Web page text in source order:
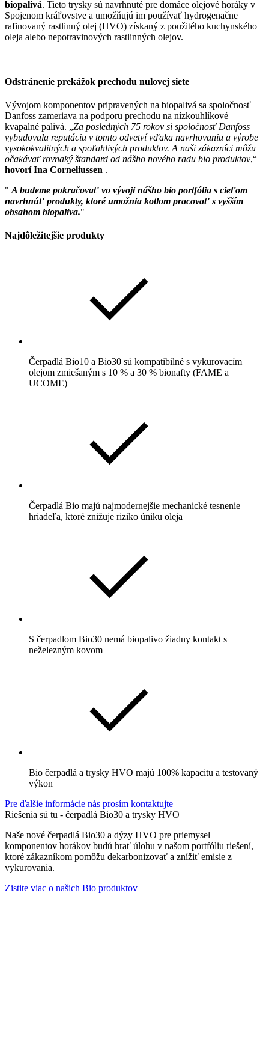
biopalivá. Tieto trysky sú navrhnuté pre domáce olejové horáky v
Spojenom kráľovstve a umožňujú im používať hydrogenačne
rafinovaný rastlinný olej (HVO) získaný z použitého kuchynského
oleja alebo nepotravinových rastlinných olejov.
Odstránenie prekážok prechodu nulovej siete
Vývojom komponentov pripravených na biopalivá sa spoločnosť
Danfoss zameriava na podporu prechodu na nízkouhlíkové
kvapalné palivá. „Za posledných 75 rokov si spoločnosť Danfoss
vybudovala reputáciu v tomto odvetví vďaka navrhovaniu a výrobe
vysokokvalitných a spoľahlivých produktov. A naši zákazníci môžu
očakávať rovnaký štandard od nášho nového radu bio produktov,“
hovorí Ina Corneliussen .
" A budeme pokračovať vo vývoji nášho bio portfólia s cieľom
navrhnúť produkty, ktoré umožnia kotlom pracovať s vyšším
obsahom biopaliva."
Najdôležitejšie produkty
Čerpadlá Bio10 a Bio30 sú kompatibilné s vykurovacím
olejom zmiešaným s 10 % a 30 % bionafty (FAME a
UCOME)
Čerpadlá Bio majú najmodernejšie mechanické tesnenie
hriadeľa, ktoré znižuje riziko úniku oleja
S čerpadlom Bio30 nemá biopalivo žiadny kontakt s
neželezným kovom
Bio čerpadlá a trysky HVO majú 100% kapacitu a testovaný
výkon
Pre ďalšie informácie nás prosím kontaktujte
Riešenia sú tu - čerpadlá Bio30 a trysky HVO
Naše nové čerpadlá Bio30 a dýzy HVO pre priemysel
komponentov horákov budú hrať úlohu v našom portfóliu riešení,
ktoré zákazníkom pomôžu dekarbonizovať a znížiť emisie z
vykurovania.
Zistite viac o našich Bio produktov